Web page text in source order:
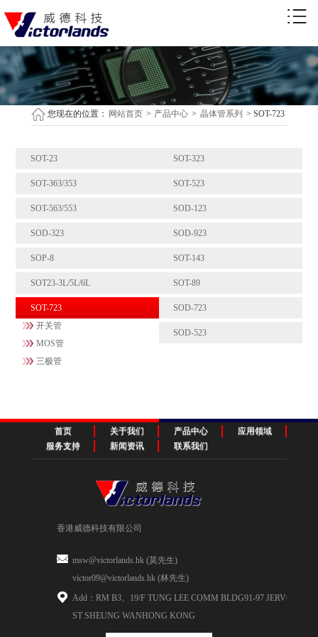
您现在的位置： 网站首页 > 产品中心 > 晶体管系列 > SOT-723
SOT-23 SOT-323
SOT-363/353 SOT-523
SOT-563/553 SOD-123
SOD-323 SOD-923
SOP-8 SOT-143
SOT23-3L/5L/6L SOT-89
SOT-723
开关管
MOS管
三极管
SOD-723
SOD-523
首页 关于我们 产品中心
应用领域
服务支持
新闻资讯 联系我们
香港威德科技有限公司
msw@victorlands.hk (莫先生)
victor09@victorlands.hk (林先生)
Add：RM B3、19/F TUNG LEE COMM BLDG91-97 JERVOIS
ST SHEUNG WANHONG KONG